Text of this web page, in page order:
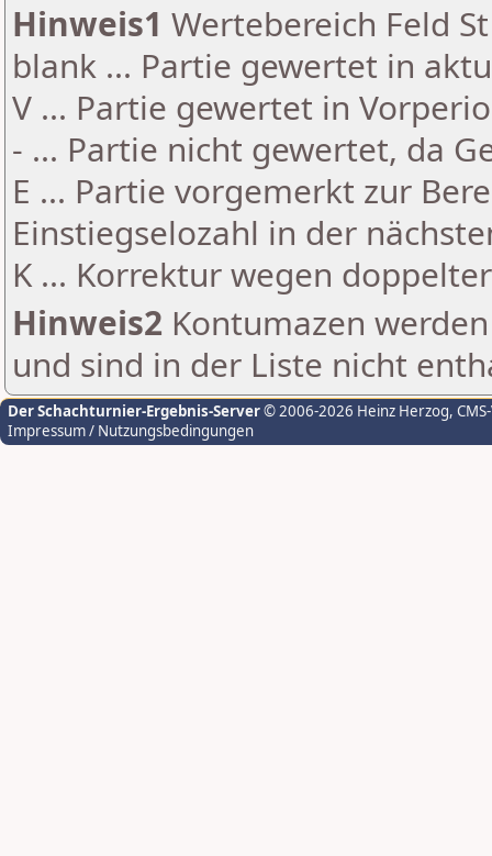
Hinweis1 Wertebereich Feld
blank ... Partie gewertet in
V ... Partie gewertet in
- ... Partie nicht gewertet, da
E ... Partie vorgemerkt zur
Einstiegselozahl in der
K ... Korrektur wegen
Hinweis2 Kontumazen
und sind in der Liste nicht
Der Schachturnier-Ergebnis-Server© 2006-2026 Heinz Herzog,
Impressum / Nutzungsbedingungen